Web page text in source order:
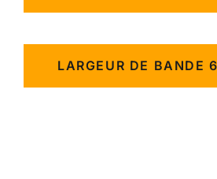
LARGEUR DE BANDE